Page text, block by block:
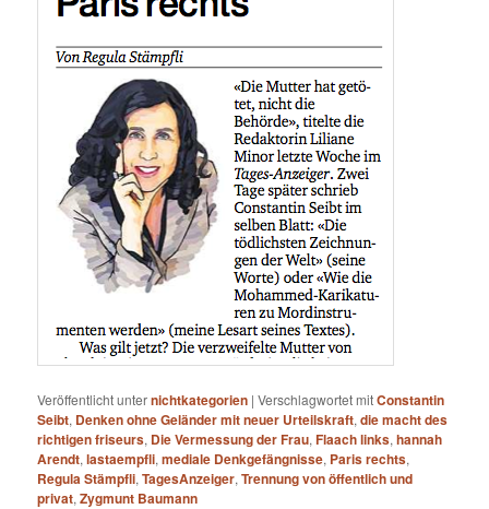
Veröffentlicht unternichtkategorien |Verschlagwortet mitConstantin
Seibt, Denken ohne Geländer mit neuer Urteilskraft,die macht des
richtigen friseurs, Die Vermessung der Frau,Flaach links,hannah
Arendt,lastaempfli,mediale Denkgefängnisse, Paris rechts,
Regula Stämpfli,TagesAnzeiger,Trennung von öffentlich und
privat,Zygmunt Baumann